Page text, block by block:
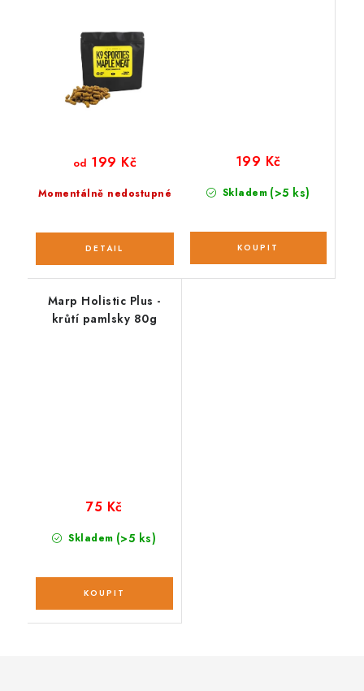
Momentálně nedostupné
od 199 Kč
Skladem (>5 ks)
199 Kč
Marp Holistic Plus -
krůtí pamlsky 80g
Skladem (>5 ks)
75 Kč